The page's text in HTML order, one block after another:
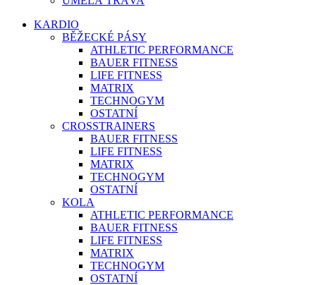
KARDIO
BĚŽECKÉ PÁSY
ATHLETIC PERFORMANCE
BAUER FITNESS
LIFE FITNESS
MATRIX
TECHNOGYM
OSTATNÍ
CROSSTRAINERS
BAUER FITNESS
LIFE FITNESS
MATRIX
TECHNOGYM
OSTATNÍ
KOLA
ATHLETIC PERFORMANCE
BAUER FITNESS
LIFE FITNESS
MATRIX
TECHNOGYM
OSTATNÍ